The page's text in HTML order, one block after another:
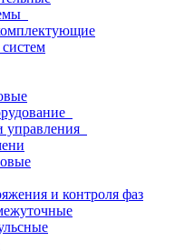
управления
и контроля фаз